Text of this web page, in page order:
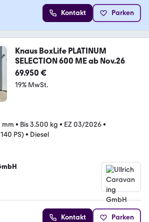
Kontakt Parken
Knaus BoxLife PLATINUM
SELECTION 600 ME ab Nov.26
69.950 €
19% MwSt.
mm • Bis 3.500 kg • EZ 03/2026•
PS) • Diesel
Kontakt Parken